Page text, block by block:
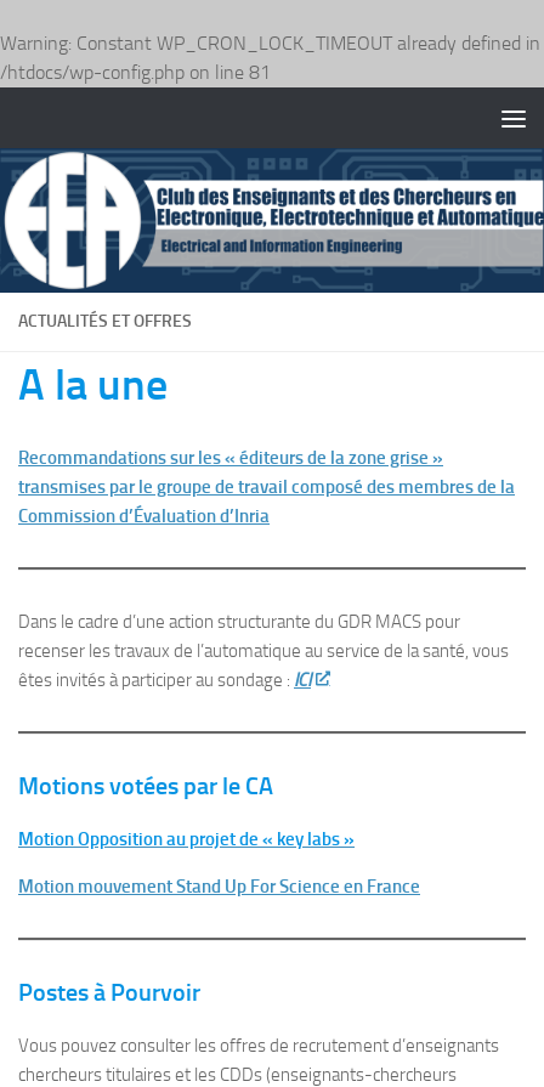
Warning: Constant WP_CRON_LOCK_TIMEOUT already defined in
/htdocs/wp-config.php on line 81
ACTUALITÉS ET OFFRES
A la une
Recommandations sur les « éditeurs de la zone grise »
transmises par le groupe de travail composé des membres de la
Commission d’Évaluation d’Inria
Dans le cadre d’une action structurante du GDR MACS pour
recenser les travaux de l’automatique au service de la santé, vous
êtes invités à participer au sondage : ICI
Motions votées par le CA
Motion Opposition au projet de « key labs »
Motion mouvement Stand Up For Science en France
Postes à Pourvoir
Vous pouvez consulter les offres de recrutement d’enseignants
chercheurs titulaires et les CDDs (enseignants-chercheurs